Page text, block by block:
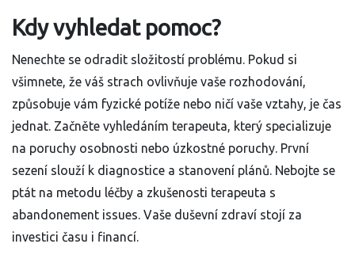
Kdy vyhledat pomoc?
Nenechte se odradit složitostí problému. Pokud si
všimnete, že váš strach ovlivňuje vaše rozhodování,
způsobuje vám fyzické potíže nebo ničí vaše vztahy, je čas
jednat. Začněte vyhledáním terapeuta, který specializuje
na poruchy osobnosti nebo úzkostné poruchy. První
sezení slouží k diagnostice a stanovení plánů. Nebojte se
ptát na metodu léčby a zkušenosti terapeuta s
abandonement issues. Vaše duševní zdraví stojí za
investici času i financí.